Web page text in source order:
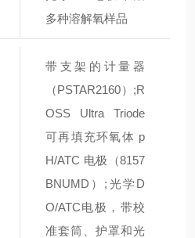
多种溶解氧样品
带支架的计量器
（PSTAR2160）;R
OSS Ultra Triode
可再填充环氧体 p
H/ATC 电极（8157
BNUMD）;光学D
O/ATC电极，带校
准套筒、护罩和光